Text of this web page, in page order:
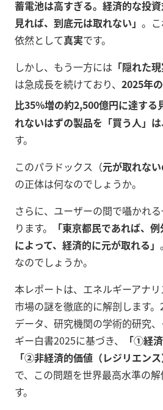
蓄電池は高すぎる。経済的な投
見れば、到底元は取れない」 。
依然として真実です。
しかし、もう一方には 「隠れた現
は急成長を続けており、 2025年
比35%増の約2,500億円に達する
れないはずの製品を「買う人」
す。
このパラドックス（元が取れな
の正体は何なのでしょうか。
さらに、ユーザーの間で囁かれ
ります。
「東京都民であれば、
によって、経済的に元が取れる」
なのでしょうか。
本レポートは、エネルギーアナ
市場の謎を徹底的に解剖します
データ、研究機関の学術的研究
ギー白書2025に基づき、
「①経
「②非経済的価値（レジリエン
で、この問題を世界最高水準の
す。